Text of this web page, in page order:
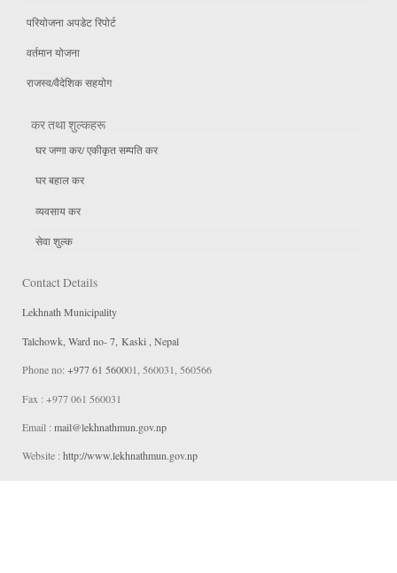
परियोजना अपडेट रिपोर्ट
वर्तमान योजना
राजस्व/वैदेशिक सहयोग
कर तथा शुल्कहरू
घर जग्गा कर/ एकीकृत सम्पति कर
घर बहाल कर
व्यवसाय कर
सेवा शुल्क
Contact Details
Lekhnath Municipality
Talchowk, Ward no- 7, Kaski , Nepal
Phone no: +977 61 560001, 560031, 560566
Fax : +977 061 560031
Email : mail@lekhnathmun.gov.np
Website : http://www.lekhnathmun.gov.np